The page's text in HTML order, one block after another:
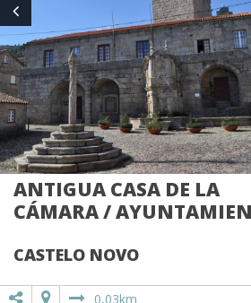
ANTIGUA CASA DE LA
CÁMARA /
CASTELO NOVO
0,03km